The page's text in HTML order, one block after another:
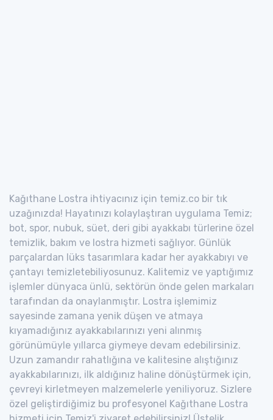
Kağıthane Lostra ihtiyacınız için temiz.co bir tık
uzağınızda! Hayatınızı kolaylaştıran uygulama Temiz;
bot, spor, nubuk, süet, deri gibi ayakkabı türlerine özel
temizlik, bakım ve lostra hizmeti sağlıyor. Günlük
parçalardan lüks tasarımlara kadar her ayakkabıyı ve
çantayı temizletebiliyosunuz. Kalitemiz ve yaptığımız
işlemler dünyaca ünlü, sektörün önde gelen markaları
tarafından da onaylanmıştır. Lostra işlemimiz
sayesinde zamana yenik düşen ve atmaya
kıyamadığınız ayakkabılarınızı yeni alınmış
görünümüyle yıllarca giymeye devam edebilirsiniz.
Uzun zamandır rahatlığına ve kalitesine alıştığınız
ayakkabılarınızı, ilk aldığınız haline dönüştürmek için,
çevreyi kirletmeyen malzemelerle yeniliyoruz. Sizlere
özel geliştirdiğimiz bu profesyonel Kağıthane Lostra